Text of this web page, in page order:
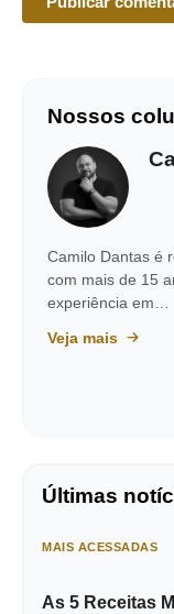
Nossos
Camilo Dantas é
com mais de 15
experiência em…
Veja mais
Últimas
MAIS ACESSADAS
As 5 Receitas